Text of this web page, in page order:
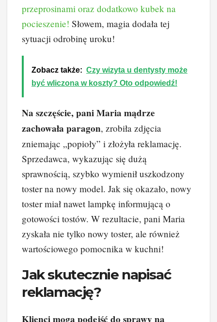
przeprosinami oraz dodatkowo kubek na
pocieszenie! Słowem, magia dodała tej
sytuacji odrobinę uroku!
Zobacz także: Czy wizyta u dentysty może
być wliczona w koszty? Oto odpowiedź!
Na szczęście, pani Maria mądrze
zachowała paragon, zrobiła zdjęcia
zniemając „popioły” i złożyła reklamację.
Sprzedawca, wykazując się dużą
sprawnością, szybko wymienił uszkodzony
toster na nowy model. Jak się okazało, nowy
toster miał nawet lampkę informującą o
gotowości tostów. W rezultacie, pani Maria
zyskała nie tylko nowy toster, ale również
wartościowego pomocnika w kuchni!
Jak skutecznie napisać
reklamację?
Klienci mogą podejść do sprawy na